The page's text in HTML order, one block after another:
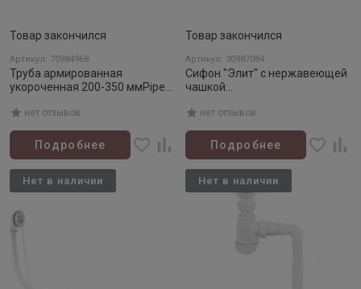
Товар закончился
Артикул: 70984968
Труба армированная
укороченная 200-350 ммPipe
нет отзывов
Подробнее
Товар закончился
Артикул: 30987084
Сифон "Элит" с нержавеющей
чашкой
ой L800 мм. (3 1/2"- д.40/50 )
нет отзывов
Подробнее
Нет в наличии Нет в наличии